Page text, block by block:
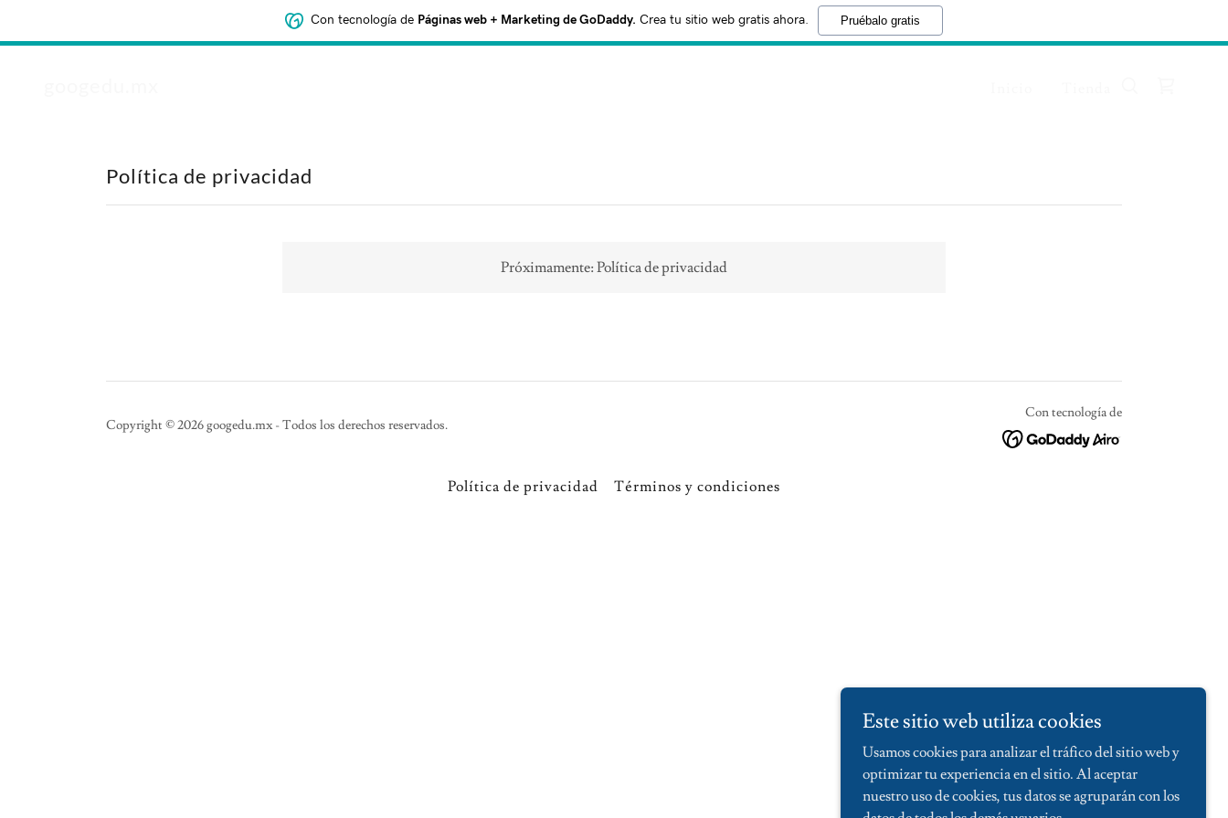
Con tecnología de Páginas web + Marketing de GoDaddy. Crea tu sitio web gratis ahora. Pruébalo gratis
Política de privacidad
Próximamente: Política de privacidad
Copyright © 2026 googedu.mx - Todos los derechos reservados.
Con tecnología de
Política de privacidad Términos y condiciones
Este sitio web utiliza cookies
Usamos cookies para analizar el tráfico del sitio web y
optimizar tu experiencia en el sitio. Al aceptar
nuestro uso de cookies, tus datos se agruparán con los